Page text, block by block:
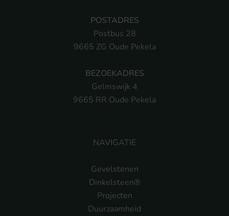
NAVIGATIE
Gevelstenen
Dinkelsteen®
Projecten
Duurzaamheid
POSTADRES
Postbus 28
9665 ZG Oude Pekela
BEZOEKADRES
Gelmswijk 4
9665 RR Oude Pekela